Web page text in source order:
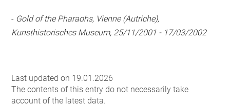
- Gold of the Pharaohs, Vienne (Autriche),
Kunsthistorisches Museum, 25/11/2001 - 17/03/2002
Last updated on 19.01.2026
The contents of this entry do not necessarily take
account of the latest data.